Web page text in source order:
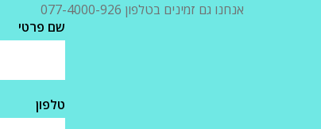
אנחנו גם זמינים בטלפון 077-4000-926
שם פרטי
טלפון